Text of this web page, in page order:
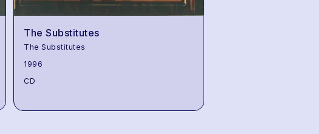
The Substitutes
The Substitutes
1996
CD